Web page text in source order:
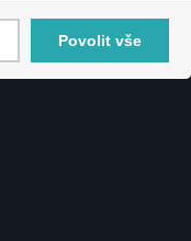
Povolit vše